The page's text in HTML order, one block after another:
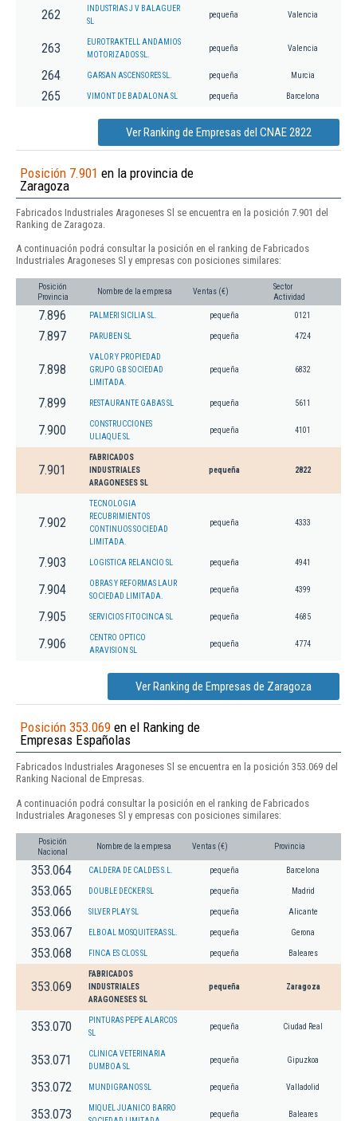
262
INDUSTRIAS J V BALAGUER
SL
pequeña Valencia
263
EUROTRAKTELL ANDAMIOS
MOTORIZADOS SL.
pequeña Valencia
264 GARSAN ASCENSORES SL. pequeña Murcia
265 VIMONT DE BADALONA SL pequeña Barcelona
Ver Ranking de Empresas del CNAE 2822
Posición 7.901 en la provincia de
Zaragoza
Fabricados Industriales Aragoneses Sl se encuentra en la posición 7.901 del
Ranking de Zaragoza.
A continuación podrá consultar la posición en el ranking de Fabricados
Industriales Aragoneses Sl y empresas con posiciones similares:
Posición
Provincia
Nombre de la empresa Ventas (€)
Sector
Actividad
7.896 PALMERI SICILIA SL. pequeña 0121
7.897 PARUBEN SL pequeña 4724
7.898
VALOR Y PROPIEDAD
GRUPO GB SOCIEDAD
LIMITADA.
pequeña 6832
7.899 RESTAURANTE GABAS SL pequeña 5611
7.900
CONSTRUCCIONES
ULIAQUE SL
pequeña 4101
7.901
FABRICADOS
INDUSTRIALES
ARAGONESES SL
pequeña 2822
7.902
TECNOLOGIA
RECUBRIMIENTOS
CONTINUOS SOCIEDAD
LIMITADA.
pequeña 4333
7.903 LOGISTICA RELANCIO SL pequeña 4941
7.904
OBRAS Y REFORMAS LAUR
SOCIEDAD LIMITADA.
pequeña 4399
7.905 SERVICIOS FITOCINCA SL pequeña 4685
7.906
CENTRO OPTICO
ARAVISION SL
pequeña 4774
Ver Ranking de Empresas de Zaragoza
Posición 353.069 en el Ranking de
Empresas Españolas
Fabricados Industriales Aragoneses Sl se encuentra en la posición 353.069 del
Ranking Nacional de Empresas.
A continuación podrá consultar la posición en el ranking de Fabricados
Industriales Aragoneses Sl y empresas con posiciones similares:
Posición
Nacional
Nombre de la empresa Ventas (€) Provincia
353.064 CALDERA DE CALDES S.L. pequeña Barcelona
353.065 DOUBLE DECKER SL pequeña Madrid
353.066 SILVER PLAY SL pequeña Alicante
353.067 ELBOAL MOSQUITERAS SL. pequeña Gerona
353.068 FINCA ES CLOS SL pequeña Baleares
353.069
FABRICADOS
INDUSTRIALES
ARAGONESES SL
pequeña Zaragoza
353.070
PINTURAS PEPE ALARCOS
SL
pequeña Ciudad Real
353.071
CLINICA VETERINARIA
DUMBOA SL
pequeña Gipuzkoa
353.072 MUNDIGRANOS SL pequeña Valladolid
353.073
MIQUEL JUANICO BARRO
pequeña Baleares